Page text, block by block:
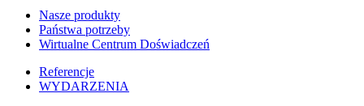
Nasze produkty
Państwa potrzeby
Wirtualne Centrum Doświadczeń
Referencje
WYDARZENIA